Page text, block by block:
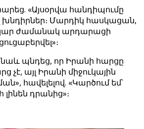
«Այսօրվա հանդիպումը
խնդիրներ։ Մարդիկ հասկացան,
ժամանակ արդարացի
պնդեց, որ Իրանի հարցը
այլ Իրանի միջուկային
հավելելով. «Կարծում եմ՝
լինեն դրանից»։